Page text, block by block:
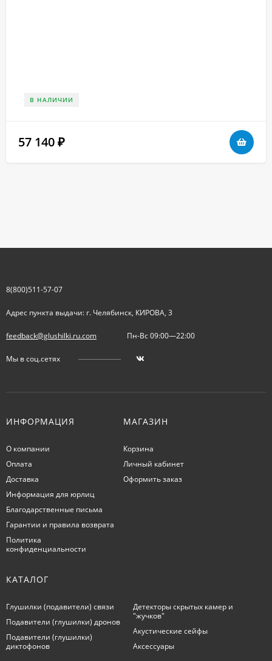
В НАЛИЧИИ
57 140 ₽
8(800)511-57-07
Адрес пункта выдачи: г. Челябинск, КИРОВА, 3
feedback@glushilki.ru.com Пн-Вс 09:00—22:00
Мы в соц.сетях
ИНФОРМАЦИЯ
О компании
Оплата
Доставка
Информация для юрлиц
Благодарственные письма
Гарантии и правила возврата
Политика
конфиденциальности
МАГАЗИН
Корзина
Личный кабинет
Оформить заказ
КАТАЛОГ
Глушилки (подавители) связи
Подавители (глушилки) дронов
Подавители (глушилки)
диктофонов
Детекторы скрытых камер и
"жучков"
Акустические сейфы
Аксессуары